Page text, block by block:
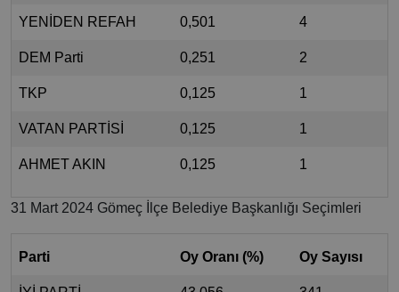
YENİDEN REFAH 0,501 4
DEM Parti 0,251 2
TKP 0,125 1
VATAN PARTİSİ 0,125 1
AHMET AKIN 0,125 1
31 Mart 2024 Gömeç İlçe Belediye Başkanlığı Seçimleri
Parti Oy Oranı (%) Oy Sayısı